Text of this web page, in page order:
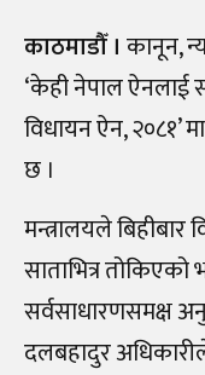
काठमाडौँ । कानून,
‘केही नेपाल ऐनलाई
विधायन ऐन, २०८१’
छ ।
मन्त्रालयले
साताभित्र तोकिएको
सर्वसाधारणसमक्ष
दलबहादुर